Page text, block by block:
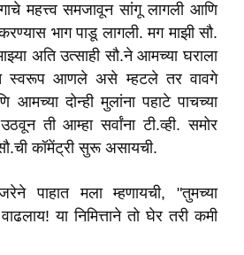
महत्त्व समजावून सांगू लागली आणि
भाग पाडू लागली. मग माझी सौ.
अति उत्साही सौ.ने आमच्या घराला
स्वरूप आणले असे म्हटले तर वावगे
आमच्या दोन्ही मुलांना पहाटे पाचच्या
ती आम्हा सर्वांना टी.व्ही. समोर
कॉमेंट्री सुरू असायची.
पाहात मला म्हणायची, "तुमच्या
या निमित्ताने तो घेर तरी कमी